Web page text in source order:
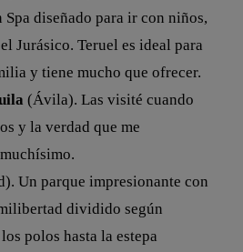
Spa diseñado para ir con niños,
Jurásico. Teruel es ideal para
y tiene mucho que ofrecer.
(Ávila). Las visité cuando
y la verdad que me
Un parque impresionante con
dividido según
polos hasta la estepa